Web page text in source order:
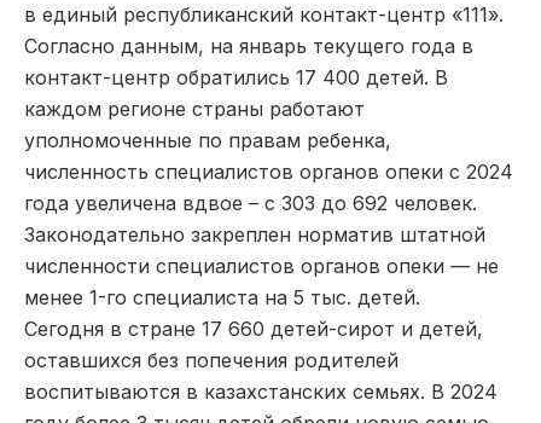
в единый республиканский контакт-центр «111».
Согласно данным, на январь текущего года в
контакт-центр обратились 17 400 детей. В
каждом регионе страны работают
уполномоченные по правам ребенка,
численность специалистов органов опеки с 2024
года увеличена вдвое – с 303 до 692 человек.
Законодательно закреплен норматив штатной
численности специалистов органов опеки — не
менее 1-го специалиста на 5 тыс. детей.
Сегодня в стране 17 660 детей-сирот и детей,
оставшихся без попечения родителей
воспитываются в казахстанских семьях. В 2024